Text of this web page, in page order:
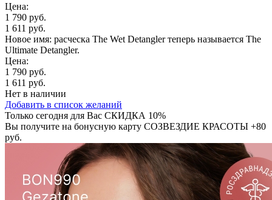
Цена:
1 790 руб.
1 611 руб.
Новое имя: расческа The Wet Detangler теперь называется The
Ultimate Detangler.
Цена:
1 790 руб.
1 611 руб.
Нет в наличии
Добавить в список желаний
Только сегодня для Вас СКИДКА 10%
Вы получите на бонусную карту СОЗВЕЗДИЕ КРАСОТЫ +80
руб.